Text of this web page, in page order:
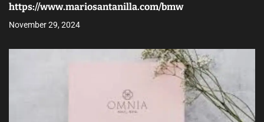
https://www.mariosantanilla.com/bmw
November 29, 2024